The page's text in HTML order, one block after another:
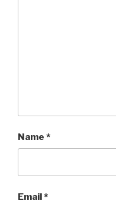
Name *
Email*